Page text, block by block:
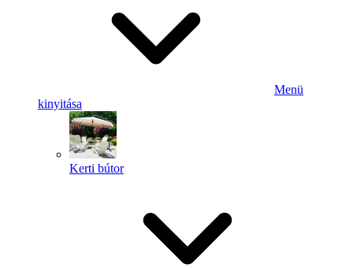
Menü
kinyitása
Kerti bútor